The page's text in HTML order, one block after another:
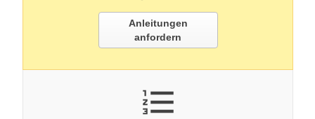
Anleitungen
anfordern